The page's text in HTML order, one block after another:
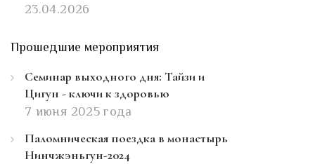
23.04.2026
Прошедшие мероприятия
Семинар выходного дня: Тайзи и
Цигун - ключи к здоровью
7 июня 2025 года
Паломническая поездка в монастырь
Нинчжэньгун-2024